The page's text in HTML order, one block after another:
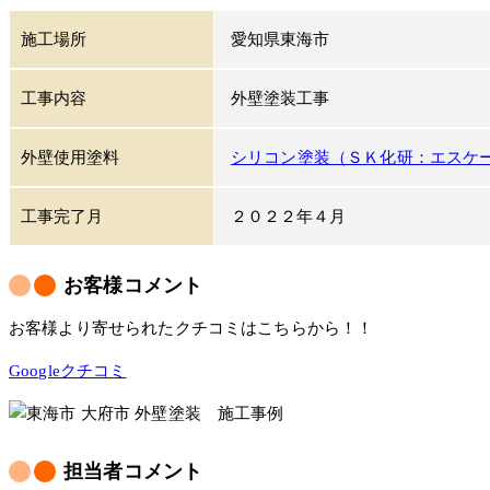
施工場所 愛知県東海市
工事内容 外壁塗装工事
外壁使用塗料 シリコン塗装（ＳＫ化研：エスケ
工事完了月 ２０２２年４月
お客様コメント
お客様より寄せられたクチコミはこちらから！！
Googleクチコミ
担当者コメント